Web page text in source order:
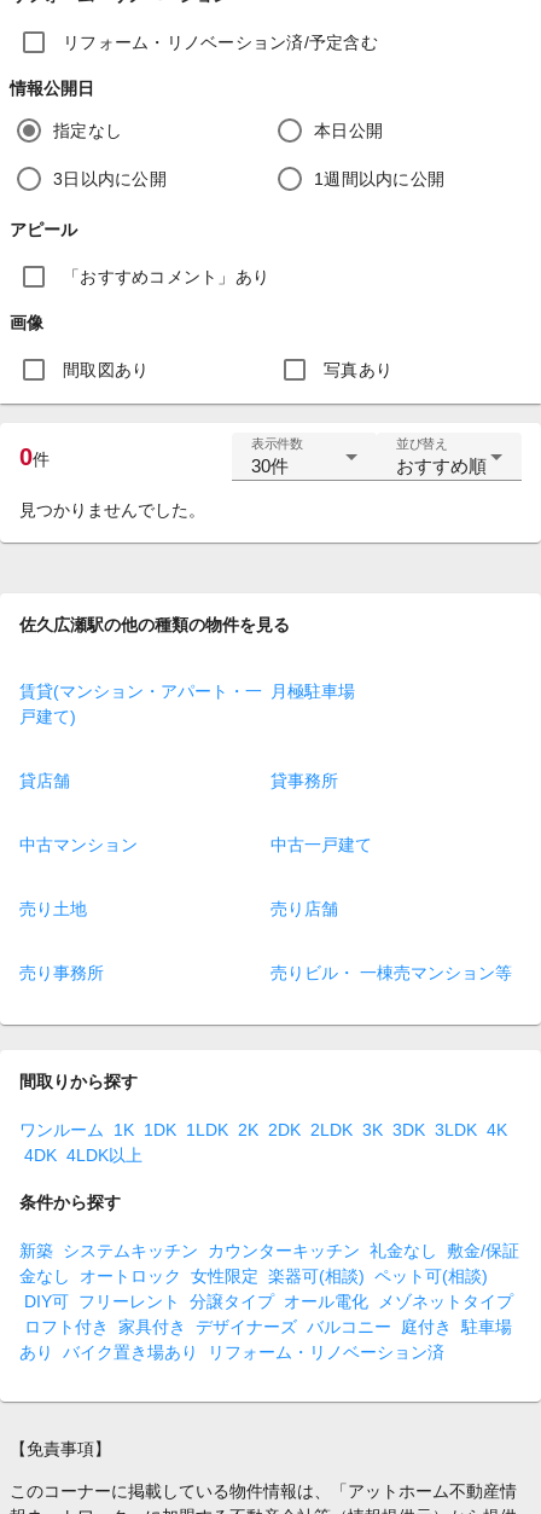
リフォーム・リノベーション済/予定含む
情報公開日
指定なし 本日公開
3日以内に公開 1週間以内に公開
アピール
「おすすめコメント」あり
画像
間取図あり 写真あり
0件
表示件数
30件
並び替え
おすすめ順
見つかりませんでした。
佐久広瀬駅の他の種類の物件を見る
賃貸(マンション・アパート・一
戸建て)
月極駐車場
貸店舗 貸事務所
中古マンション 中古一戸建て
売り土地 売り店舗
売り事務所 売りビル・ 一棟売マンション等
間取りから探す
ワンルーム 1K 1DK 1LDK 2K 2DK 2LDK 3K 3DK 3LDK 4K
4DK 4LDK以上
条件から探す
新築 システムキッチン カウンターキッチン 礼金なし
敷金/保証
金なし
オートロック 女性限定 楽器可(相談) ペット可(相談)
DIY可 フリーレント 分譲タイプ オール電化
メゾネットタイプ
ロフト付き
家具付き デザイナーズ バルコニー 庭付き
駐車場
あり
バイク置き場あり リフォーム・リノベーション済
【免責事項】
このコーナーに掲載している物件情報は、「アットホーム不動産情